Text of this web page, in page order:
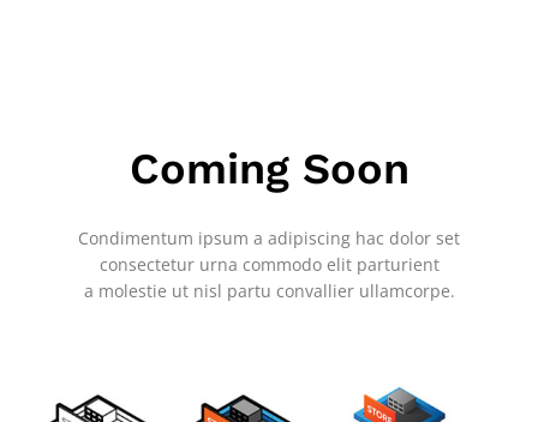
Coming Soon
Condimentum ipsum a adipiscing hac dolor set
consectetur urna commodo elit parturient
a molestie ut nisl partu convallier ullamcorpe.